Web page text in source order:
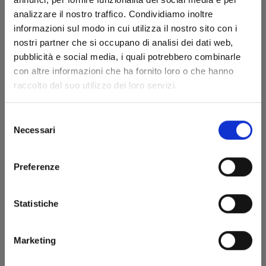
analizzare il nostro traffico. Condividiamo inoltre
informazioni sul modo in cui utilizza il nostro sito con i
nostri partner che si occupano di analisi dei dati web,
pubblicità e social media, i quali potrebbero combinarle
con altre informazioni che ha fornito loro o che hanno
raccolto dal suo utilizzo dei loro servizi.
delNecessari
Preferenze
Statistiche
Marketing